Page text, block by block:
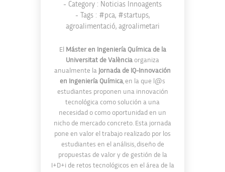
- Category : Noticias Innoagents
- Tags : #pca, #startups,
agroalimentació, agroalimetari
El Máster en Ingeniería Química de la
Universitat de València organiza
anualmente la Jornada de IQ-Innovación
en Ingeniería Química, en la que l@s
estudiantes proponen una innovación
tecnológica como solución a una
necesidad o como oportunidad en un
nicho de mercado concreto. Esta jornada
pone en valor el trabajo realizado por los
estudiantes en el análisis, diseño de
propuestas de valor y de gestión de la
I+D+i de retos tecnológicos en el área de la